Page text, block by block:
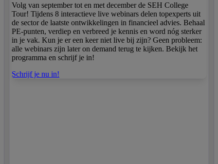
Volg van september tot en met december de SEH College
Tour! Tijdens 8 interactieve live webinars delen topexperts uit
de sector de laatste ontwikkelingen in financieel advies. Behaal
PE-punten, verdiep en verbreed je kennis en word nóg sterker
in je vak. Kun je er een keer niet live bij zijn? Geen probleem:
alle webinars zijn later on demand terug te kijken. Bekijk het
programma en schrijf je in!
Schrijf je nu in!